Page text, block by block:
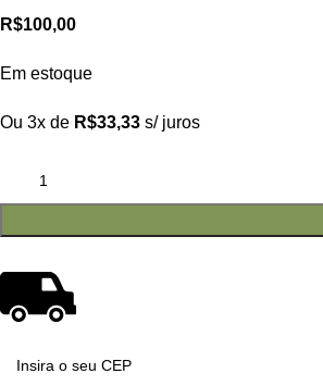
R$100,00
Em estoque
Ou 3x de R$33,33 s/ juros